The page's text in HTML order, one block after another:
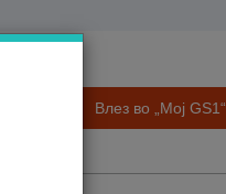
Влез во „Moj GS1“